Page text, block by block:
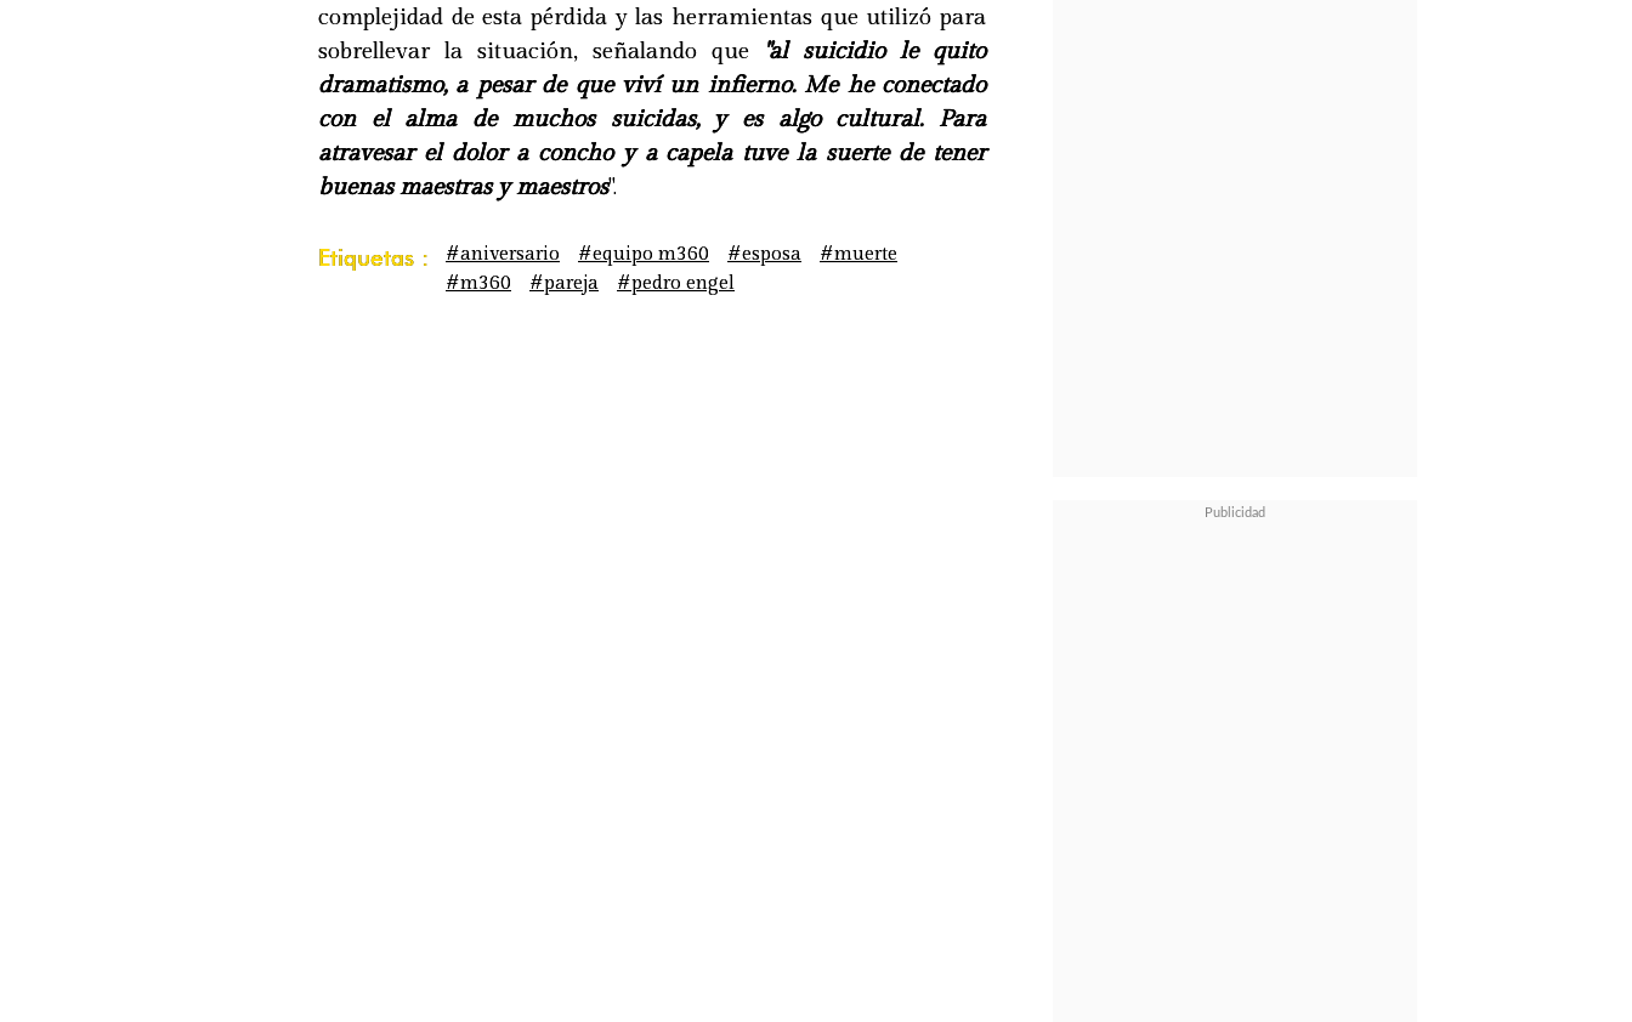
complejidad de esta pérdida y las herramientas que utilizó para
sobrellevar la situación, señalando que
"al suicidio le quito
dramatismo, a pesar de que viví un infierno. Me he conectado
con el alma de muchos suicidas, y es algo cultural. Para
atravesar el dolor a concho y a capela tuve la suerte de tener
buenas maestras y maestros".
Etiquetas : #aniversario #equipo m360 #esposa
#muerte
#m360
#pareja #pedro engel